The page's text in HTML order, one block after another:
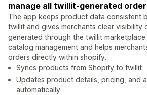
manage all twillit-generated
The app keeps product data consistent
twillit and gives merchants clear visibility
generated through the twillit
catalog management and helps
orders directly within shopify.
Syncs products from Shopify to twillit
Updates product details, pricing, and
automatically